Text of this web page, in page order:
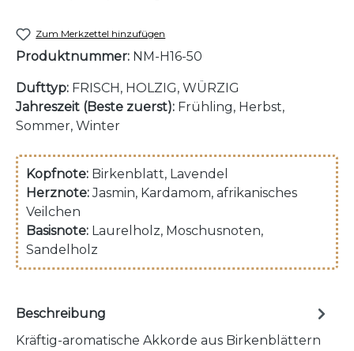
Zum Merkzettel hinzufügen
Produktnummer: NM-H16-50
Dufttyp: FRISCH, HOLZIG, WÜRZIG
Jahreszeit (Beste zuerst): Frühling, Herbst,
Sommer, Winter
Kopfnote: Birkenblatt, Lavendel
Herznote: Jasmin, Kardamom, afrikanisches
Veilchen
Basisnote: Laurelholz, Moschusnoten,
Sandelholz
Beschreibung
Kräftig-aromatische Akkorde aus Birkenblättern